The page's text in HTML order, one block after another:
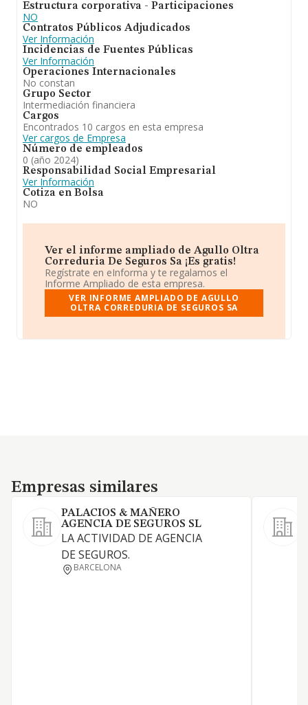
Estructura corporativa - Participaciones
NO
Contratos Públicos Adjudicados
Ver Información
Incidencias de Fuentes Públicas
Ver Información
Operaciones Internacionales
No constan
Grupo Sector
Intermediación financiera
Cargos
Encontrados 10 cargos en esta empresa
Ver cargos de Empresa
Número de empleados
0 (año 2024)
Responsabilidad Social Empresarial
Ver Información
Cotiza en Bolsa
NO
Ver el informe ampliado de Agullo Oltra
Correduria De Seguros Sa ¡Es gratis!
Regístrate en eInforma y te regalamos el
Informe Ampliado de esta empresa.
VER INFORME AMPLIADO DE AGULLO
OLTRA CORREDURIA DE SEGUROS SA
Empresas similares
Empresas similares
PALACIOS & MAÑERO
AGENCIA DE SEGUROS SL
LA ACTIVIDAD DE AGENCIA
DE SEGUROS.
BARCELONA